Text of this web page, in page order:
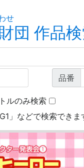
せ
団 作品
品番
ルのみ検索
」などで検索できま